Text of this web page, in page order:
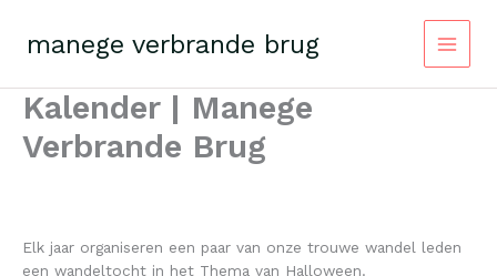
contentmanege verbrande brug
Kalender | Manege
Verbrande Brug
Elk jaar organiseren een paar van onze trouwe wandel leden
een wandeltocht in het Thema van Halloween.